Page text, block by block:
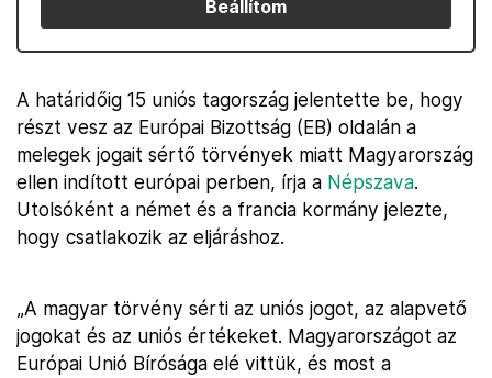
Beállítom
A határidőig 15 uniós tagország jelentette be, hogy
részt vesz az Európai Bizottság (EB) oldalán a
melegek jogait sértő törvények miatt Magyarország
ellen indított európai perben, írja a Népszava.
Utolsóként a német és a francia kormány jelezte,
hogy csatlakozik az eljáráshoz.
„A magyar törvény sérti az uniós jogot, az alapvető
jogokat és az uniós értékeket. Magyarországot az
Európai Unió Bírósága elé vittük, és most a